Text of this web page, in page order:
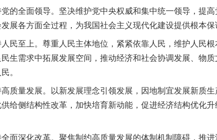
面领导。坚决维护党中央权威和集中统一领导，提高
展各方面全过程，为我国社会主义现代化建设提供根本保
上。尊重人民主体地位，紧紧依靠人民，维护人民根
生需求中拓展发展空间，推动经济和社会协调发展、物
。
发展。以新发展理念引领发展，因地制宜发展新质生
给侧结构性改革，加快培育新动能，促进经济结构优化
化改革。聚焦制约高质量发展的体制机制障碍，推进